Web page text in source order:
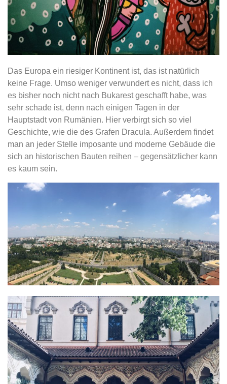
Das Europa ein riesiger Kontinent ist, das ist natürlich
keine Frage. Umso weniger verwundert es nicht, dass ich
es bisher noch nicht nach Bukarest geschafft habe, was
sehr schade ist, denn nach einigen Tagen in der
Hauptstadt von Rumänien. Hier verbirgt sich so viel
Geschichte, wie die des Grafen Dracula. Außerdem findet
man an jeder Stelle imposante und moderne Gebäude die
sich an historischen Bauten reihen – gegensätzlicher kann
es kaum sein.